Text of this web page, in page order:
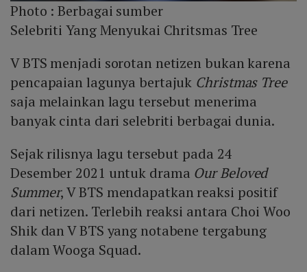
Photo :Berbagai sumber
Selebriti Yang Menyukai Chritsmas Tree
V BTS menjadi sorotan netizen bukan karena
pencapaian lagunya bertajuk Christmas Tree
saja melainkan lagu tersebut menerima
banyak cinta dari selebriti berbagai dunia.
Sejak rilisnya lagu tersebut pada 24
Desember 2021 untuk drama Our Beloved
Summer, V BTS mendapatkan reaksi positif
dari netizen. Terlebih reaksi antara Choi Woo
Shik dan V BTS yang notabene tergabung
dalam Wooga Squad.